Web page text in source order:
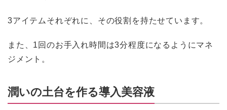
3アイテムそれぞれに、その役割を持たせています。
また、1回のお手入れ時間は3分程度になるようにマネ
ジメント。
潤いの土台を作る導入美容液